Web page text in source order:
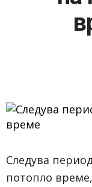
Следува
потопло